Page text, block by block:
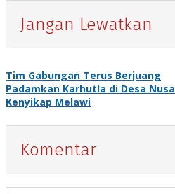
Jangan Lewatkan
Tim Gabungan Terus Berjuang
Padamkan Karhutla di Desa Nusa
Kenyikap Melawi
Komentar